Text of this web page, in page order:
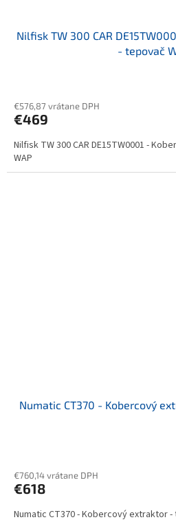
Nilfisk TW 300 CAR
- tepovač
€576,87 vrátane DPH
€469
Nilfisk TW 300 CAR DE15TW0001 -
WAP
Numatic CT370 - Kobercový
€760,14 vrátane DPH
€618
Numatic CT370 - Kobercový extraktor